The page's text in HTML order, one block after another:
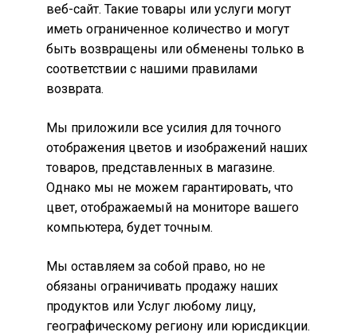
веб-сайт. Такие товары или услуги могут
иметь ограниченное количество и могут
быть возвращены или обменены только в
соответствии с нашими правилами
возврата.
Мы приложили все усилия для точного
отображения цветов и изображений наших
товаров, представленных в магазине.
Однако мы не можем гарантировать, что
цвет, отображаемый на мониторе вашего
компьютера, будет точным.
Мы оставляем за собой право, но не
обязаны ограничивать продажу наших
продуктов или Услуг любому лицу,
географическому региону или юрисдикции.